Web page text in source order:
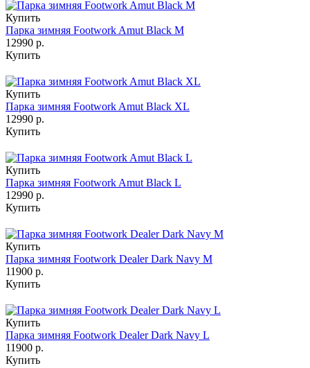
Купить
Парка зимняя Footwork Amut Black M
12990 р.
Купить
Купить
Парка зимняя Footwork Amut Black XL
12990 р.
Купить
Купить
Парка зимняя Footwork Amut Black L
12990 р.
Купить
Купить
Парка зимняя Footwork Dealer Dark Navy M
11900 р.
Купить
Купить
Парка зимняя Footwork Dealer Dark Navy L
11900 р.
Купить